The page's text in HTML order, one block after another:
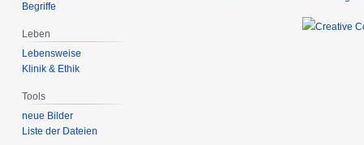
Begriffe
Leben
Lebensweise
Klinik & Ethik
Tools
neue Bilder
Liste der Dateien